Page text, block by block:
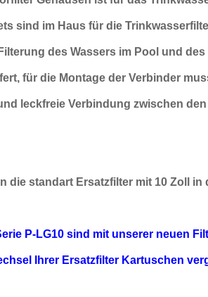
sind im Haus für die Trinkwasser
des Wassers im Pool und
für die Montage der Verbinder
leckfreie Verbindung zwischen
die standart Ersatzfilter mit 10 Zoll
P-LG10 sind mit unserer neuen
Ihrer Ersatzfilter Kartuschen